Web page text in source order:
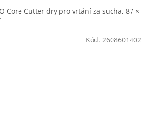
Core Cutter dry pro vrtání za sucha, 87 ×
Kód: 2608601402